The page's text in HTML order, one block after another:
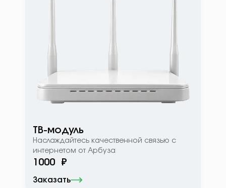
ТВ-модуль
Наслаждайтесь качественной связью с
интернетом от Арбуза
1000 ₽
Заказать